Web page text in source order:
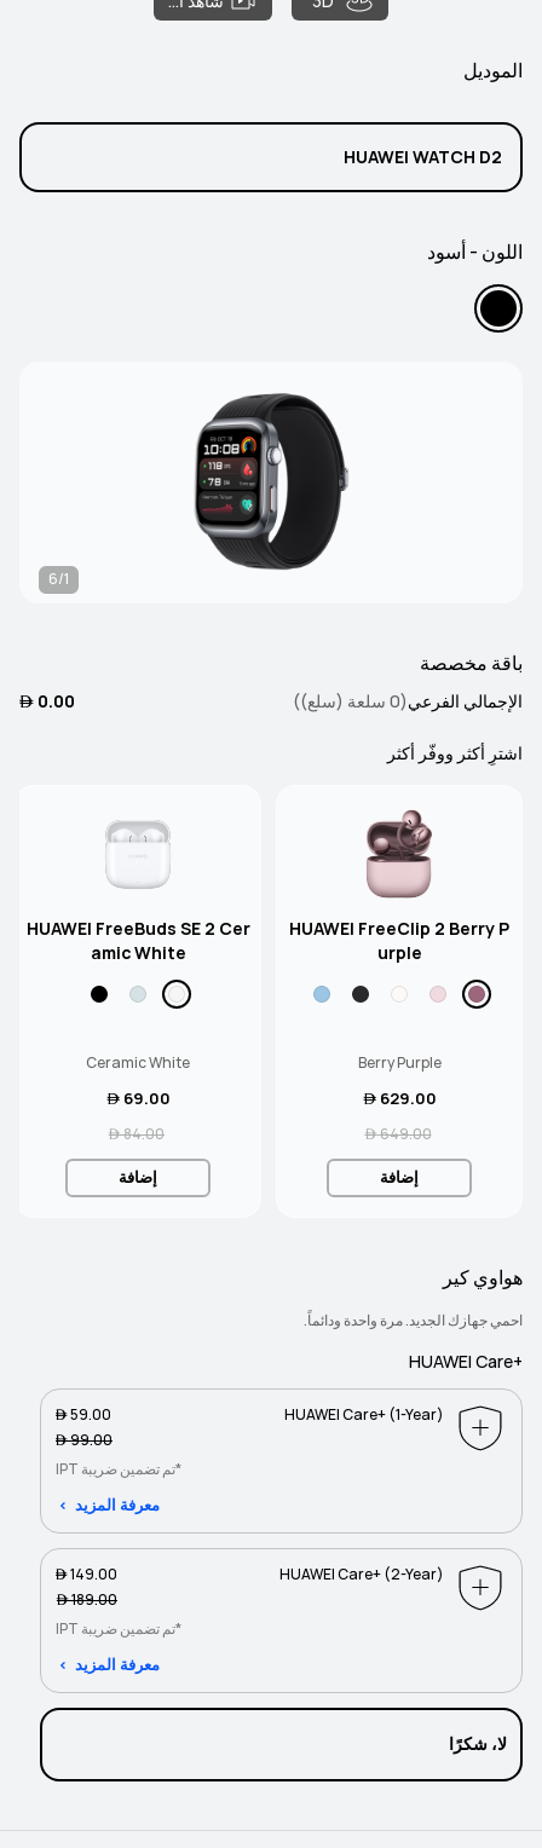
الموديل
HUAWEI WATCH D2
اللون - أسود
6/1
باقة مخصصة
الإجمالي الفرعي(0 سلعة (سلع)) 0.00 
اشترِ أكثر ووفّر أكثر
HUAWEI FreeClip 2 Berry P
urple
Berry Purple
629.00 
649.00 
إضافة
HUAWEI FreeBuds SE 2 Cer
amic White
Ceramic White
69.00 
84.00 
إضافة
هواوي كير
احمي جهازك الجديد. مرة واحدة ودائماً.
+HUAWEI Care
HUAWEI Care+ (1-Year)
59.00 
99.00 
*تم تضمين ضريبة IPT
معرفة المزيد
HUAWEI Care+ (2-Year)
149.00 
189.00 
*تم تضمين ضريبة IPT
معرفة المزيد
لا، شكرًا